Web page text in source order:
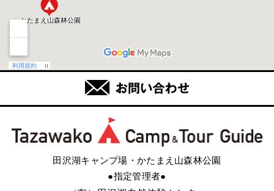
田沢湖キャンプ場・かたまえ山森林公園
●指定管理者●